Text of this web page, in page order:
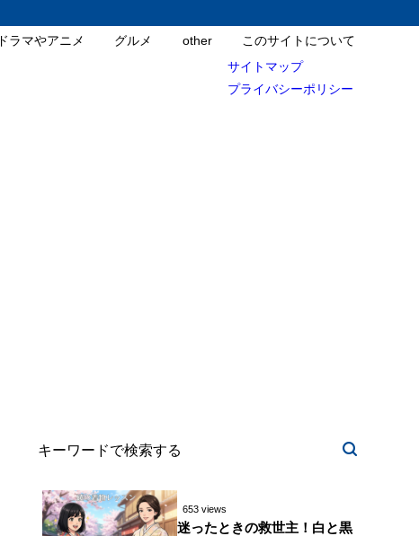
ドラマやアニメ グルメ other
このサイトについて
サイトマップ
プライバシーポリシー
653 views
迷ったときの救世主！白と黒